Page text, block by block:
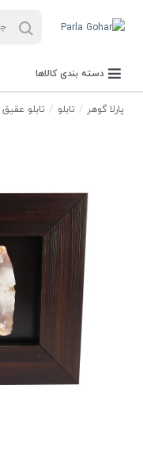
دسته بندی کالاها
پارلا گوهر تابلو تابلو عقیق